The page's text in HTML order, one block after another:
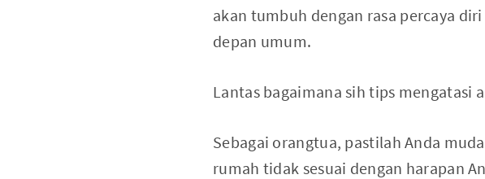
akan tumbuh dengan rasa percaya
depan umum.
Lantas bagaimana sih tips mengatasi
Sebagai orangtua, pastilah Anda
rumah tidak sesuai dengan harapan